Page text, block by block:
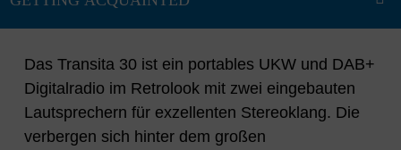
Das Transita 30 ist ein portables UKW und DAB+
Digitalradio im Retrolook mit zwei eingebauten
Lautsprechern für exzellenten Stereoklang. Die
verbergen sich hinter dem großen